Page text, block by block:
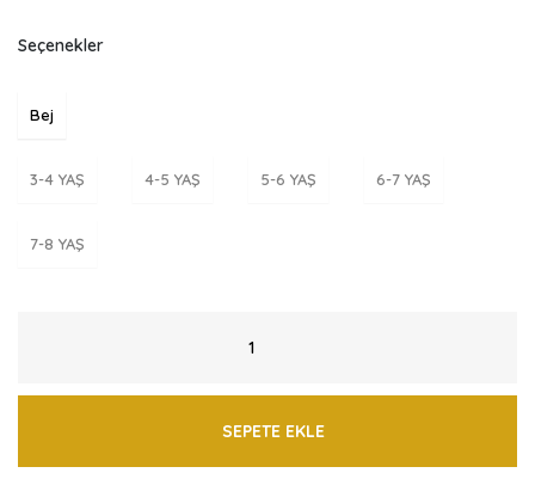
Seçenekler
Bej
3-4 YAŞ 4-5 YAŞ 5-6 YAŞ 6-7 YAŞ
7-8 YAŞ
SEPETE EKLE